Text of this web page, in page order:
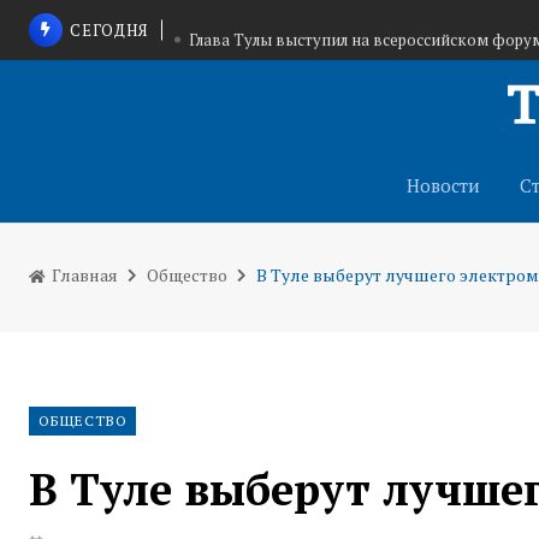
СЕГОДНЯ Глава Тулы выступил на всероссийском
Андрей Дубровский отметил вклад
Новости
Главная Общество В Туле выберут лучшего
ОБЩЕСТВО
В Туле выберут